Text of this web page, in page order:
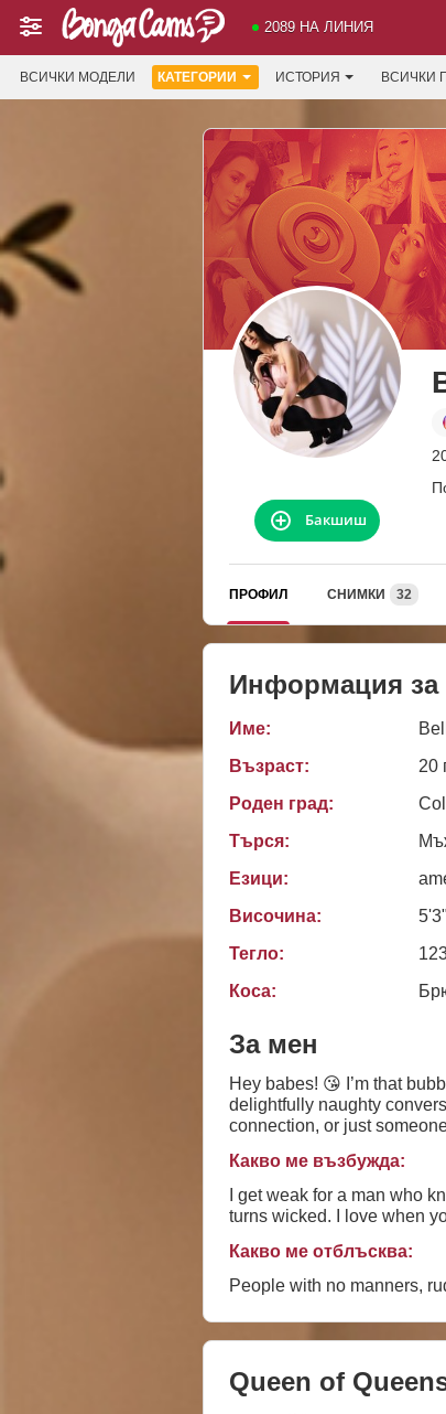
2089 НА ЛИНИЯ
ВСИЧКИ МОДЕЛИ КАТЕГОРИИ ИСТОРИЯ ВСИЧКИ
Бакшиш
ПРОФИЛ СНИМКИ 32
Информация за
Име:
Възраст:
20
Роден град:
Търся:
Езици:
Височина:
5'3"
Тегло:
Коса:
За мен
Hey babes! 😘 I’m that
delightfully naughty
connection, or just
Какво ме възбужда:
I get weak for a man who
turns wicked. I love when
Какво ме отблъсква:
People with no manners,
Queen of